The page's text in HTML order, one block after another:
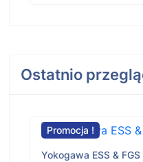
Ostatnio
Promocja !
Yokogawa ESS &